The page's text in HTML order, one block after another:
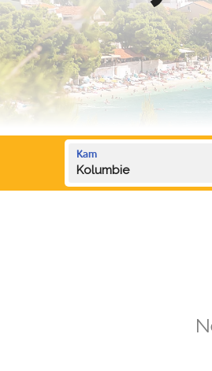
Kam
Kolumbie